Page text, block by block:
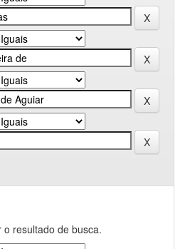
resultado de busca.